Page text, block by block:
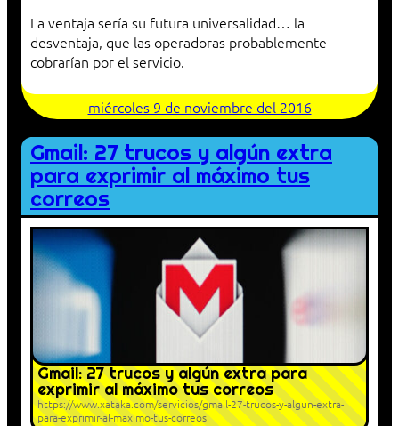
La ventaja sería su futura universalidad… la
desventaja, que las operadoras probablemente
cobrarían por el servicio.
miércoles 9 de noviembre del 2016
Gmail: 27 trucos y algún extra
para exprimir al máximo tus
correos
Gmail: 27 trucos y algún extra para
exprimir al máximo tus correos
https://www.xataka.com/servicios/gmail-27-trucos-y-algun-extra-
para-exprimir-al-maximo-tus-correos